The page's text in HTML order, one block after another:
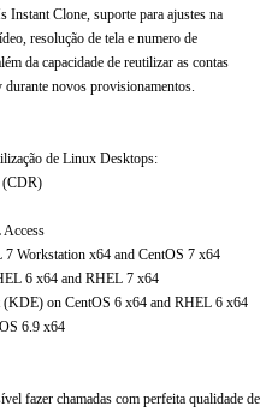
Instant Clone, suporte para ajustes na
resolução de tela e numero de
da capacidade de reutilizar as contas
novos provisionamentos.
de Linux Desktops:
(CDR)
Workstation x64 and CentOS 7 x64
6 x64 and RHEL 7 x64
on CentOS 6 x64 and RHEL 6 x64
6.9 x64
fazer chamadas com perfeita qualidade de